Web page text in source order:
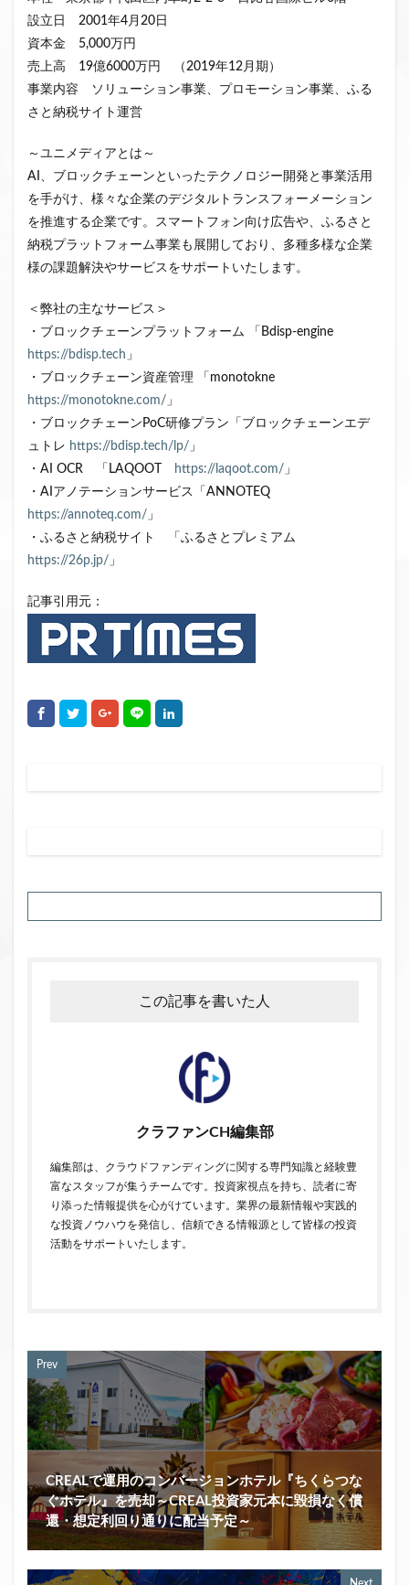
設立日 2001年4月20日
資本金 5,000万円
売上高 19億6000万円 （2019年12月期）
事業内容 ソリューション事業、プロモーション事業、ふる
さと納税サイト運営
～ユニメディアとは～
AI、ブロックチェーンといったテクノロジー開発と事業活用
を手がけ、様々な企業のデジタルトランスフォーメーション
を推進する企業です。スマートフォン向け広告や、ふるさと
納税プラットフォーム事業も展開しており、多種多様な企業
様の課題解決やサービスをサポートいたします。
＜弊社の主なサービス＞
・ブロックチェーンプラットフォーム 「Bdisp-engine
https://bdisp.tech 」
・ブロックチェーン資産管理 「monotokne
https://monotokne.com/ 」
・ブロックチェーンPoC研修プラン「ブロックチェーンエデ
ュトレ https://bdisp.tech/lp/ 」
・AI OCR 「LAQOOT
https://laqoot.com/ 」
・AIアノテーションサービス「ANNOTEQ
https://annoteq.com/ 」
・ふるさと納税サイト 「ふるさとプレミアム
https://26p.jp/ 」
記事引用元：
この記事を書いた人
クラファンCH編集部
編集部は、クラウドファンディングに関する専門知識と経験豊
富なスタッフが集うチームです。投資家視点を持ち、読者に寄
り添った情報提供を心がけています。業界の最新情報や実践的
な投資ノウハウを発信し、信頼できる情報源として皆様の投資
活動をサポートいたします。
Prev
CREALで運用のコンバージョンホテル『ちくらつな
ぐホテル』を売却～CREAL投資家元本に毀損なく償
還・想定利回り通りに配当予定～